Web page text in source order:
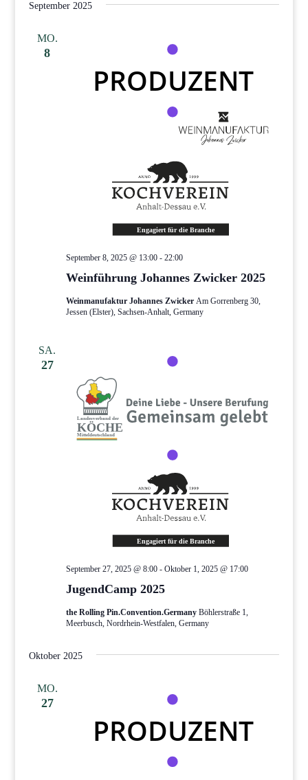
September 2025
MO.
8
Weinführung Johannes Zwicker 2025
September 8, 2025 @ 13:00- 22:00
Weinmanufaktur Johannes Zwicker Am Gorrenberg 30,
Jessen (Elster), Sachsen-Anhalt, Germany
SA.
27
JugendCamp 2025
September 27, 2025 @ 8:00- Oktober 1, 2025 @ 17:00
the Rolling Pin.Convention.Germany Böhlerstraße 1,
Meerbusch, Nordrhein-Westfalen, Germany
Oktober 2025
MO.
27